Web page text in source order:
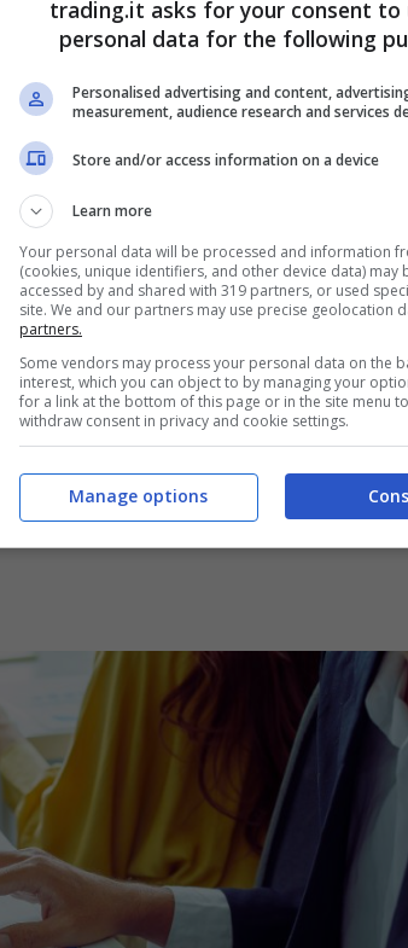
sbloccato dai suoi eredi, ma è
di un defunto: se
non puoi sbloccarlo
conto corrente da un caro
trading.it asks for your consent to
personal data for the following
Personalised advertising and content,
measurement, audience research and services
Store and/or access information on a device
Learn more
Your personal data will be processed and information
(cookies, unique identifiers, and other device data) may
accessed by and shared with 319 partners, or used
site. We and our partners may use precise geolocation
partners.
Some vendors may process your personal data on the
interest, which you can object to by managing your
for a link at the bottom of this page or in the site menu
withdraw consent in privacy and cookie settings.
Manage options